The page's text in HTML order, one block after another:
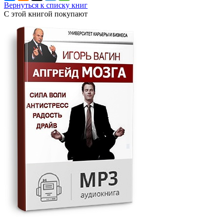
Вернуться к списку книг
С этой книгой покупают